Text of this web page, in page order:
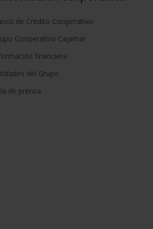
de Crédito Cooperativo
Cooperativo Cajamar
financiera
del Grupo
de prensa